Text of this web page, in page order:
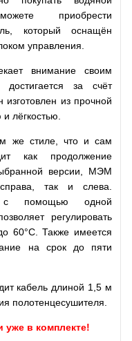
приобрести
который оснащён
управления.
внимание своим
за счёт
из прочной
лёгкостью.
же стиле, что и сам
как продолжение
версии, МЭМ
так и слева.
с помощью одной
регулировать
60°C. Также имеется
на срок до пяти
кабель длиной 1,5 м
полотенцесушителя.
уже в комплекте!